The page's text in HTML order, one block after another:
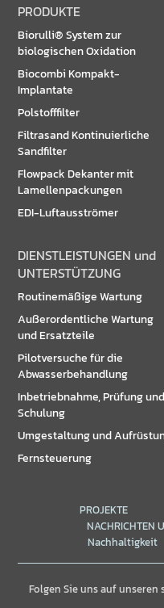
PRODUKTE
Biorulli® System zur
biologischen Oxidation
Biocombi Kompakt-
Implantate
Polstofffilter
Filtrasand Kontinuierliche
Sandfilter
Flowpack Dekanter mit
Lamellenpackungen
EDI-Luftausströmer
DIENSTLEISTUNGEN und
UNTERSTÜTZUNG
Routinemäßige Wartung
Außerordentliche Wartung
und Ersatzteile
Pilotversuche für die
Abwasserbehandlung
Inbetriebnahme, Prüfung und
Schulung
Umgestaltung und
Fernsteuerung
PROJEKTE
NACHRICHTEN
Nachhaltigkeit
Folgen Sie uns auf unseren